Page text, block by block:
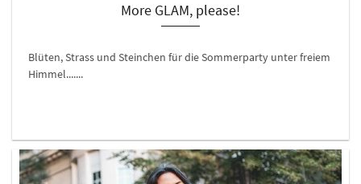
More GLAM, please!
Blüten, Strass und Steinchen für die Sommerparty unter freiem
Himmel.......